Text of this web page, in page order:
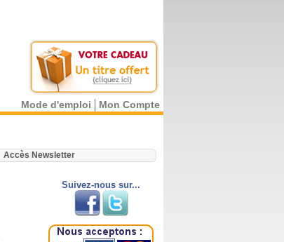
Mode d'emploi Mon Compte
Accès Newsletter
Suivez-nous sur...